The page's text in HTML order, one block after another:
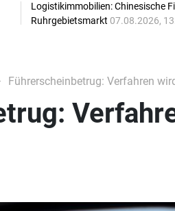
Logistikimmobilien: Chinesische
Ruhrgebietsmarkt 07.08.2026,
Führerscheinbetrug: Verfahren